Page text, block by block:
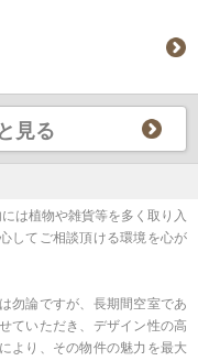
見る
は植物や雑貨等を多く取り入
してご相談頂ける環境を心が
勿論ですが、長期間空室であ
ていただき、デザイン性の高
より、その物件の魅力を最大